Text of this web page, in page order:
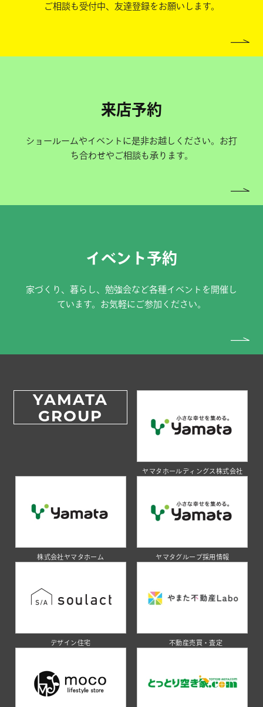
ご相談も受付中、友達登録をお願いします。
来店予約
ショールームやイベントに是非お越しください。お打
ち合わせやご相談も承ります。
イベント予約
家づくり、暮らし、勉強会など各種イベントを開催し
ています。お気軽にご参加ください。
YAMATA
GROUP
ヤマタホールディングス株式会社
株式会社ヤマタホーム ヤマタグループ採用情報
デザイン住宅 不動産売買・査定